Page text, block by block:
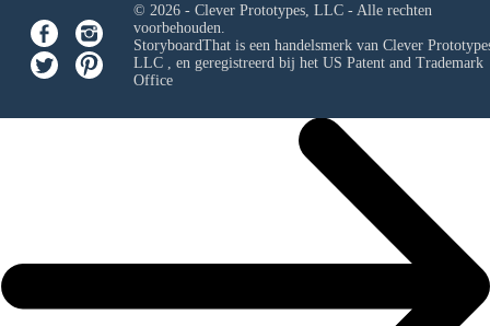
© 2026 - Clever Prototypes, LLC - Alle rechten
voorbehouden.
StoryboardThat is een handelsmerk van Clever
LLC, en geregistreerd bij het US Patent and Trademark
Office